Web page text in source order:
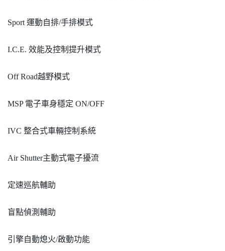
Sport 運動自排/手排模式
I.C.E. 效能及控制提升模式
Off Road越野模式
MSP 電子車身穩定 ON/OFF
IVC 整合式車輛控制系統
Air Shutter主動式電子擾流
定速巡航輔助
盲點偵測輔助
引擎自動熄火/啟動功能